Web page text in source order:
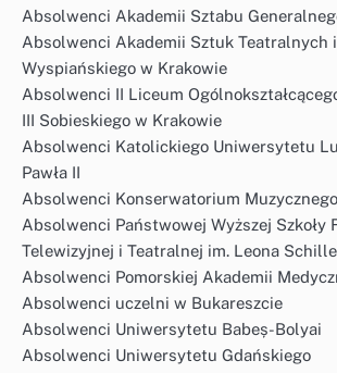
Absolwenci Akademii Sztabu
Absolwenci Akademii Sztuk Teatralnych
Wyspiańskiego w Krakowie
Absolwenci II Liceum
III Sobieskiego w Krakowie
Absolwenci Katolickiego Uniwersytetu
Pawła II
Absolwenci Konserwatorium
Absolwenci Państwowej Wyższej Szkoły
Telewizyjnej i Teatralnej im. Leona
Absolwenci Pomorskiej Akademii
Absolwenci uczelni w Bukareszcie
Absolwenci Uniwersytetu Babeș-Bolyai
Absolwenci Uniwersytetu Gdańskiego